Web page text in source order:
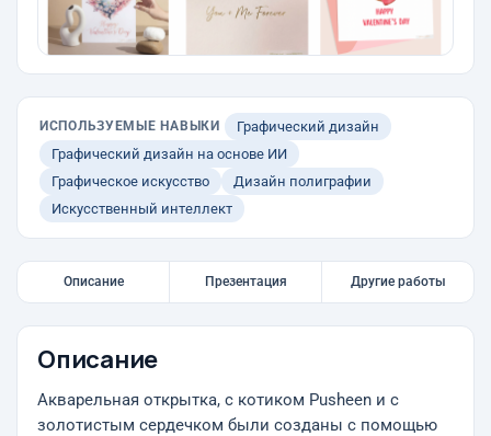
ИСПОЛЬЗУЕМЫЕ НАВЫКИ
Графический дизайн
Графический дизайн на основе ИИ
Графическое искусство
Дизайн полиграфии
Искусственный интеллект
Описание Презентация Другие работы
Описание
Акварельная открытка, с котиком Pusheen и с
золотистым сердечком были созданы с помощью